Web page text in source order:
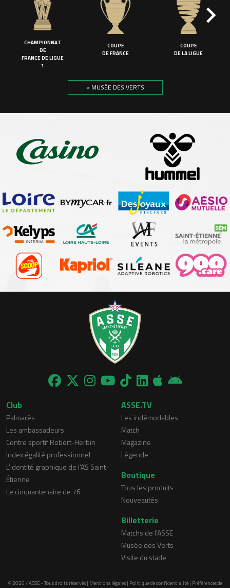
CHAMPIONNAT
DE
FRANCE DE LIGUE
1
COUPE
DE FRANCE
COUPE
DE LA LIGUE
> MUSÉE DES VERTS
Club
Palmarès
Les ambassadeurs
Centre sportif Robert-Herbin
Index égalité professionnel
L'identité graphique de l'AS Saint-
Étienne
Le cinquantenaire de 76
ASSE.TV
Les indémodables
Match
Magazine
Légende
Boutique
Tous les produits
Nouveautés
Billetterie
Matchs de l'ASSE
Musée des Verts
Visite du stade
© 2026 / ASSE - Tous droits réservés | Mentions légales| Politique de confidentialité| Préférences de